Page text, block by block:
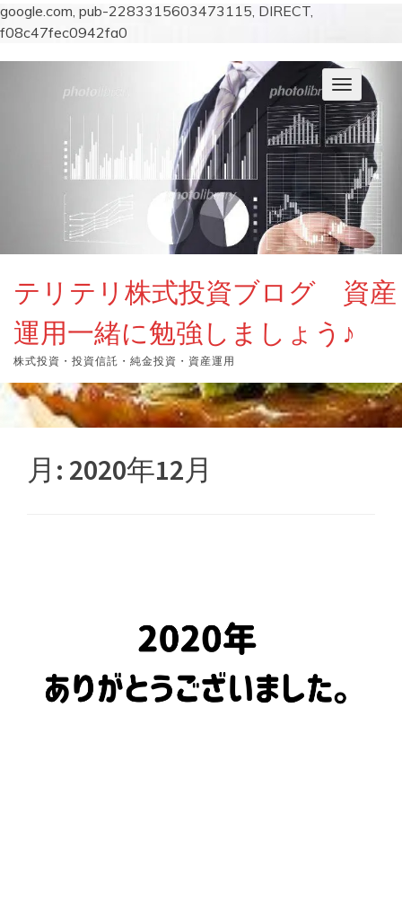
google.com, pub-2283315603473115, DIRECT,
f08c47fec0942fa0
ナ
ビ
ゲ
ー
シ
ョ
ン
を
切
り
替
テリテリ株式投資ブログ 資産
運用一緒に勉強しましょう♪
株式投資・投資信託・純金投資・資産運用
月: 2020年12月